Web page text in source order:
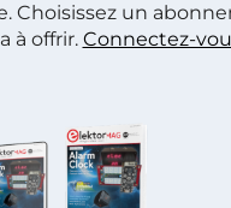
Choisissez un
à offrir. Connectez-